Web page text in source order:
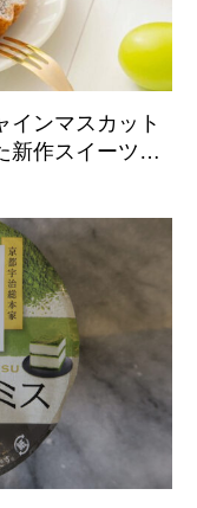
インマスカット
作スイーツ、9